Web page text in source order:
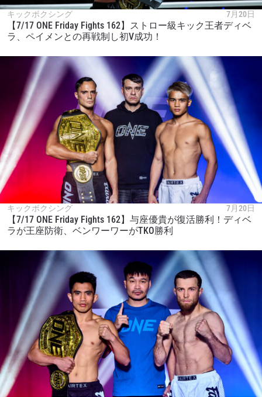
キックボクシング 7月20日
【7/17 ONE Friday Fights 162】ストロー級キック王者ディベ
ラ、ペイメンとの再戦制し初V成功！
キックボクシング 7月20日
【7/17 ONE Friday Fights 162】与座優貴が復活勝利！ディベ
ラが王座防衛、ベンワーワーがTKO勝利